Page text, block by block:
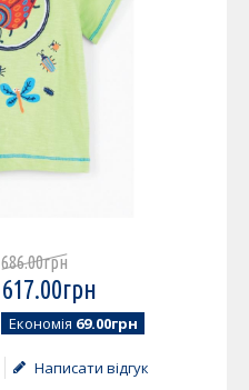
686.00грн
617.00грн
Економія 69.00грн
Написати відгук